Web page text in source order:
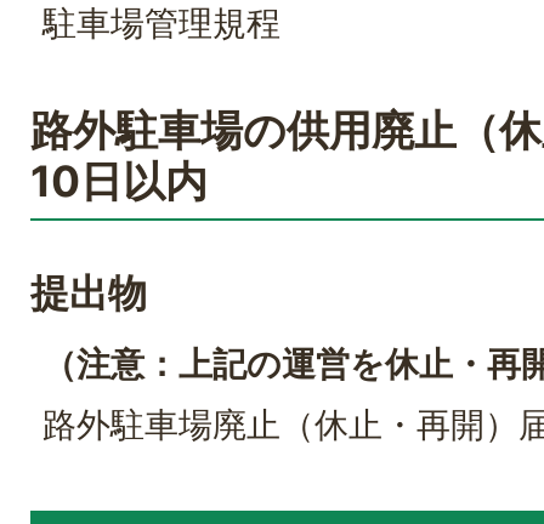
駐車場管理規程
路外駐車場の供用廃止（
10日以内
提出物
（注意：上記の運営を休止・
路外駐車場廃止（休止・再開）